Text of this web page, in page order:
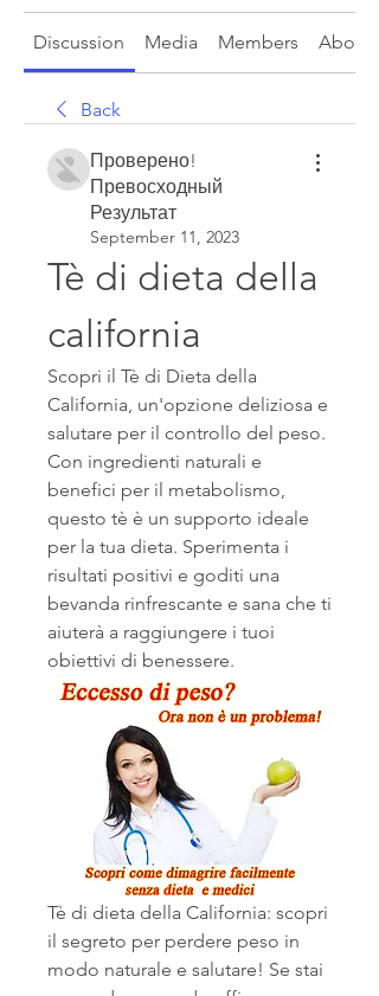
Discussion Media Members About
Back
Проверено!
Превосходный
Результат
September 11, 2023
Tè di dieta della
california
Scopri il Tè di Dieta della
California, un'opzione deliziosa e
salutare per il controllo del peso.
Con ingredienti naturali e
benefici per il metabolismo,
questo tè è un supporto ideale
per la tua dieta. Sperimenta i
risultati positivi e goditi una
bevanda rinfrescante e sana che ti
aiuterà a raggiungere i tuoi
obiettivi di benessere.
Tè di dieta della California: scopri
il segreto per perdere peso in
modo naturale e salutare! Se stai